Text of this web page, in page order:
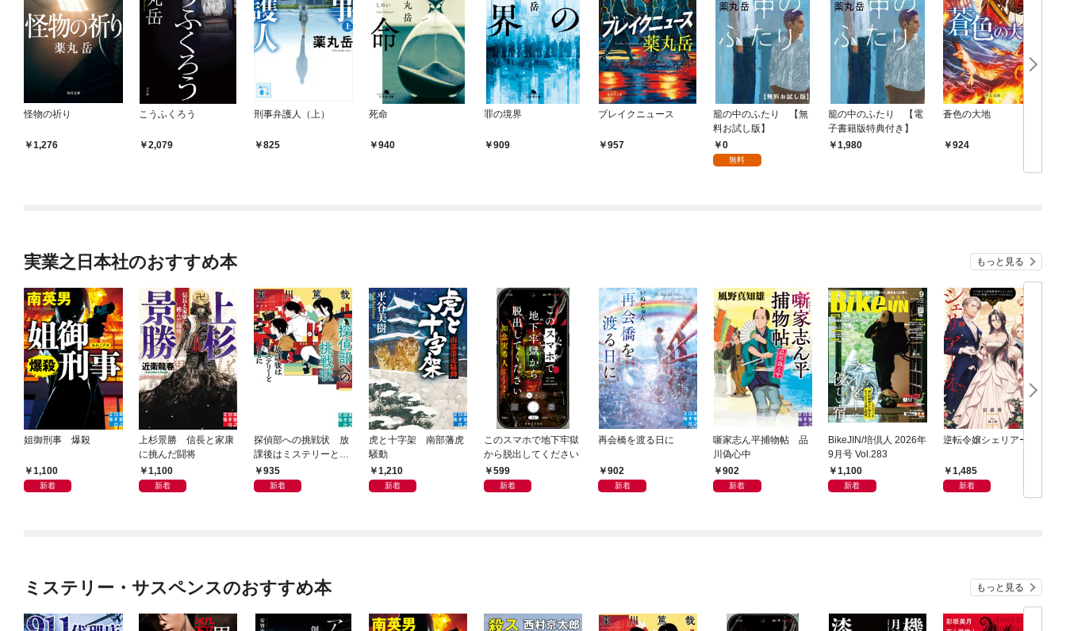
怪物の祈り
1,276
こうふくろう
2,079
刑事弁護人（上）
825
死命
940
罪の境界
909
ブレイクニュース
957
籠の中のふたり 【無
料お試し版】
0
無料
籠の中のふたり 【電
子書籍版特典付き】
1,980
蒼色の大地
924
実業之日本社のおすすめ本 もっと見る
姐御刑事 爆殺
1,100
新着
上杉景勝 信長と家康
に挑んだ闘将
1,100
新着
探偵部への挑戦状 放
課後はミステリーとと
もに 新装版
935
新着
虎と十字架 南部藩虎
騒動
1,210
新着
このスマホで地下牢獄
から脱出してください
599
新着
再会橋を渡る日に
902
新着
噺家志ん平捕物帖 品
川偽心中
902
新着
BikeJIN/培倶人 2026年
9月号 Vol.283
1,100
新着
逆転令嬢シェリアーネ
1,485
新着
ミステリー・サスペンスのおすすめ本 もっと見る